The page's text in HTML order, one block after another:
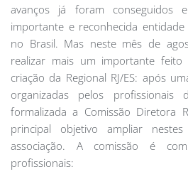
avanços já foram conseguidos
importante e reconhecida
no Brasil. Mas neste mês de
realizar mais um importante
criação da Regional RJ/ES: após
organizadas pelos
formalizada a Comissão Diretora
principal objetivo ampliar
associação. A comissão é
profissionais: